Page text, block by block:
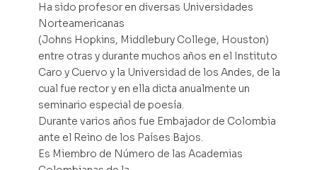
Ha sido profesor en diversas Universidades
Norteamericanas
(Johns Hopkins, Middlebury College, Houston)
entre otras y durante muchos años en el Instituto
Caro y Cuervo y la Universidad de los Andes, de la
cual fue rector y en ella dicta anualmente un
seminario especial de poesía.
Durante varios años fue Embajador de Colombia
ante el Reino de los Países Bajos.
Es Miembro de Número de las Academias